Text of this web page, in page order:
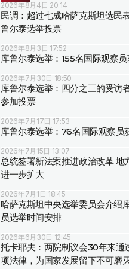
2026年8月4日 20:14
民调：超过七成哈萨克斯坦选民
鲁尔泰选举投票
2026年8月3日 17:52
库鲁尔泰选举：155名国际观察
2026年7月30日 18:50
库鲁尔泰选举：四分之三的受访
参加投票
2026年7月17日 17:53
库鲁尔泰选举：76名国际观察员
2026年7月15日 13:07
总统签署新法案推进政治改革 地
进一步扩大
2026年7月1日 18:45
哈萨克斯坦中央选举委员会介绍
员选举时间安排
2026年6月30日 12:45
托卡耶夫：两院制议会30年来通
项法律，为国家发展留下不可磨